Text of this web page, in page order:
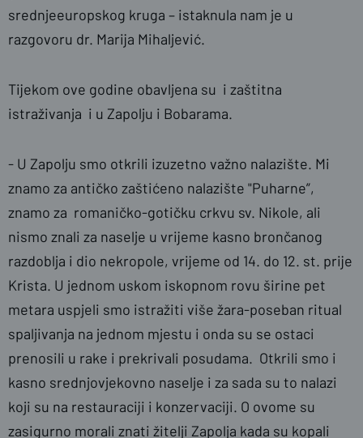
srednjeeuropskog kruga – istaknula nam je u
razgovoru dr. Marija Mihaljević.
Tijekom ove godine obavljena su i zaštitna
istraživanja i u Zapolju i Bobarama.
- U Zapolju smo otkrili izuzetno važno nalazište. Mi
znamo za antičko zaštićeno nalazište "Puharne”,
znamo za romaničko-gotičku crkvu sv. Nikole, ali
nismo znali za naselje u vrijeme kasno brončanog
razdoblja i dio nekropole, vrijeme od 14. do 12. st. prije
Krista. U jednom uskom iskopnom rovu širine pet
metara uspjeli smo istražiti više žara-poseban ritual
spaljivanja na jednom mjestu i onda su se ostaci
prenosili u rake i prekrivali posudama. Otkrili smo i
kasno srednjovjekovno naselje i za sada su to nalazi
koji su na restauraciji i konzervaciji. O ovome su
zasigurno morali znati žitelji Zapolja kada su kopali